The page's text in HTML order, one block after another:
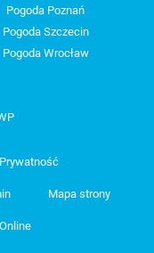
Pogoda Poznań
Pogoda Szczecin
Pogoda Wrocław
Prywatność
Mapa strony